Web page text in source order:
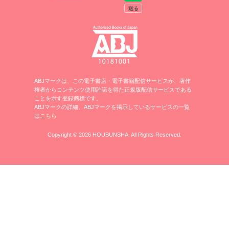
ABJマークは、この電子書店・電子書籍配信サービスが、著作
権者からコンテンツ使用許諾を得た正規版配信サービスである
ことを示す登録商標です。
ABJマークの詳細、ABJマークを掲示しているサービスの一覧
は こちら
Copyright © 2026 HOUBUNSHA. All Rights Reserved.